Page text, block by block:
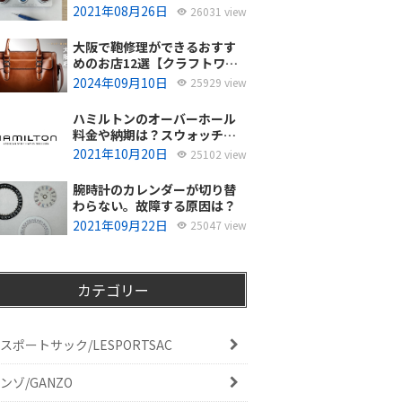
使ってるの？
2021年08月26日 26031 view
大阪で鞄修理ができるおすす
めのお店12選【クラフトワー
カーズ調査・2026年8月】
2024年09月10日 25929 view
ハミルトンのオーバーホール
料金や納期は？スウォッチグ
ループジャパンと修理専門店
2021年10月20日 25102 view
腕時計のカレンダーが切り替
わらない。故障する原因は？
2021年09月22日
25047 view
カテゴリー
ポートサック/LESPORTSAC
ゾ/GANZO